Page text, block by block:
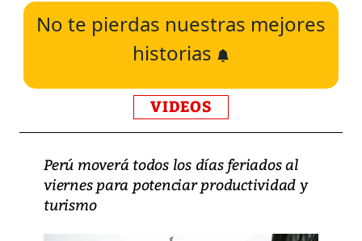
No te pierdas nuestras mejores
historias
VIDEOS
Perú moverá todos los días feriados al
viernes para potenciar productividad y
turismo